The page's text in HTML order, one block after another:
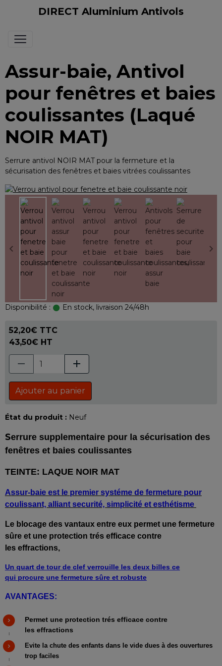
DIRECT Aluminium Antivols
Assur-baie, Antivol
pour fenêtres et baies
coulissantes (Laqué
NOIR MAT)
Serrure antivol NOIR MAT pour la fermeture et la
sécurisation des fenêtres et baies vitrées coulissantes
Disponibilité : En stock, livraison 24/48h
52,20€ TTC
43,50€ HT
Ajouter au panier
État du produit : Neuf
Serrure supplementaire pour la sécurisation des
fenêtres et baies coulissantes
TEINTE: LAQUE NOIR MAT
Assur-baie est le premier systéme de fermeture pour
coulissant, alliant securité, simplicité et esthétisme
Le blocage des vantaux entre eux permet une fermeture
sûre et une protection trés efficace contre
les effractions,
Un quart de tour de clef verrouille les deux billes ce
qui procure une fermeture sûre et robuste
AVANTAGES:
Permet une protection trés efficace contre
les effractions
Evite la chute des enfants dans le vide dues à des ouvertures
trop faciles